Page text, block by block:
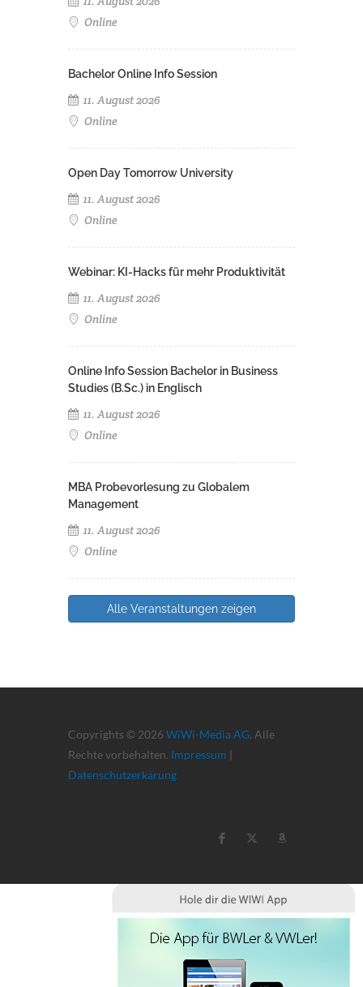
Online
Bachelor Online Info Session
11. August 2026
Online
Open Day Tomorrow University
11. August 2026
Online
Webinar: KI-Hacks für mehr Produktivität
11. August 2026
Online
Online Info Session Bachelor in Business
Studies (B.Sc.) in Englisch
11. August 2026
Online
MBA Probevorlesung zu Globalem
Management
11. August 2026
Online
Alle Veranstaltungen zeigen
Copyrights © 2026 WiWi-Media AG. Alle
Rechte vorbehalten. Impressum |
Datenschutzerkärung